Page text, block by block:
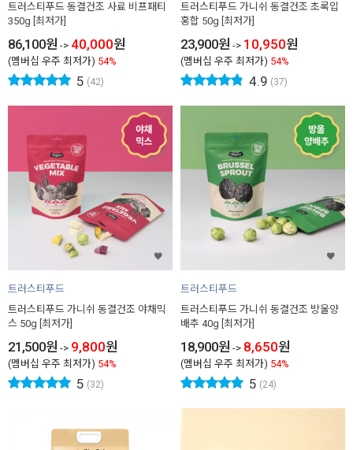
트러스티푸드 동결건조 사료 비프패티
350g [최저가]
86,100원 -> 40,000원
(멤버십 우주 최저가) 54%
5 (42)
트러스티푸드 가니쉬 동결건조 초록입
홍합 50g [최저가]
23,900원 -> 10,950원
(멤버십 우주 최저가) 54%
4.9 (37)
트러스티푸드
트러스티푸드 가니쉬 동결건조 야채믹
스 50g [최저가]
21,500원 -> 9,800원
(멤버십 우주 최저가) 54%
5 (32)
트러스티푸드
트러스티푸드 가니쉬 동결건조 방울양
배추 40g [최저가]
18,900원 -> 8,650원
(멤버십 우주 최저가) 54%
5 (24)